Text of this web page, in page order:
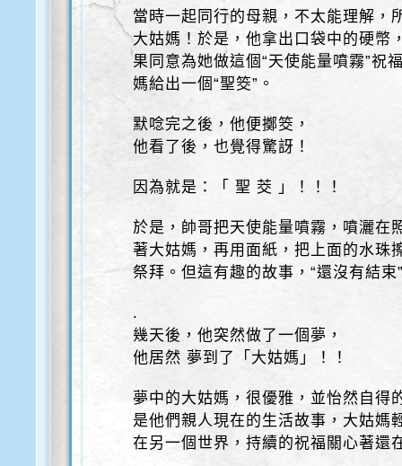
當時一起同行的母親，不太能理解，
大姑媽！於是，他拿出口袋中的硬幣
果同意為她做這個“天使能量噴霧”祝
媽給出一個“聖筊”。
默唸完之後，他便擲筊，
他看了後，也覺得驚訝！
因為就是：「 聖 茭 」！！！
於是，帥哥把天使能量噴霧，噴灑在
著大姑媽，再用面紙，把上面的水珠
祭拜。但這有趣的故事，“還沒有結
.
幾天後，他突然做了一個夢，
他居然 夢到了「大姑媽」！！
夢中的大姑媽，很優雅，並怡然自得
是他們親人現在的生活故事，大姑媽
在另一個世界，持續的祝福關心著還